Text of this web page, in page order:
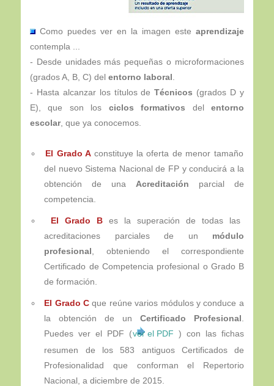
Como puedes ver en la imagen esteaprendizaje
contempla ...
- Desde unidades más pequeñas o microformaciones
(grados A, B, C) del entorno laboral
- Hasta alcanzar los títulos deTécnicos (grados D y
E), que son los ciclos formativos delentorno
escolar, que ya conocemos.
El Grado A constituye la oferta de menor tamaño
del nuevo Sistema Nacional de FP y conducirá a la
obtención de una Acreditación parcial de
competencia.
El Grado B es la superación de todas las
acreditaciones parciales de un módulo
profesional , obteniendo el correspondiente
Certificado de Competencia profesional o Grado B
de formación.
El Grado Cque reúne varios módulos y conduce a
la obtención de unCertificado Profesional
Puedes ver el PDF (ver el PDF ) con las fichas
resumen de los 583 antiguos Certificados de
Profesionalidad que conforman el Repertorio
Nacional, a diciembre de 2015.